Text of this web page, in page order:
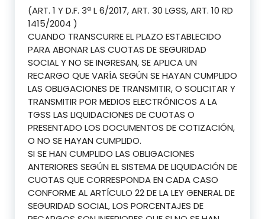
(ART. 1 Y D.F. 3ª L 6/2017, ART. 30 LGSS, ART. 10 RD
1415/2004 )
CUANDO TRANSCURRE EL PLAZO ESTABLECIDO
PARA ABONAR LAS CUOTAS DE SEGURIDAD
SOCIAL Y NO SE INGRESAN, SE APLICA UN
RECARGO QUE VARÍA SEGÚN SE HAYAN CUMPLIDO
LAS OBLIGACIONES DE TRANSMITIR, O SOLICITAR Y
TRANSMITIR POR MEDIOS ELECTRÓNICOS A LA
TGSS LAS LIQUIDACIONES DE CUOTAS O
PRESENTADO LOS DOCUMENTOS DE COTIZACIÓN,
O NO SE HAYAN CUMPLIDO.
SI SE HAN CUMPLIDO LAS OBLIGACIONES
ANTERIORES SEGÚN EL SISTEMA DE LIQUIDACIÓN DE
CUOTAS QUE CORRESPONDA EN CADA CASO
CONFORME AL ARTÍCULO 22 DE LA LEY GENERAL DE
SEGURIDAD SOCIAL, LOS PORCENTAJES DE